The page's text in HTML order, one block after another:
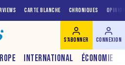
CARTE BLANCHE CHRONIQUES
INTERNATIONAL ÉCONOMIE
S'ABONNER CONNEXION